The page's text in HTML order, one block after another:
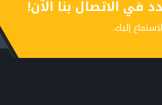
في الاتصال بنا الآن!
إليك.